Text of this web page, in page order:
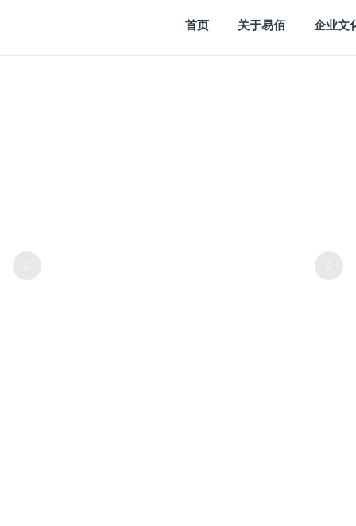
首页 关于易佰 企业文